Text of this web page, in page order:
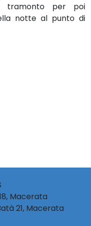
tramonto per poi
notte al punto di
Macerata
21, Macerata